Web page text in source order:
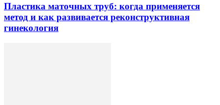
Пластика маточных труб: когда применяется
метод и как развивается реконструктивная
гинекология